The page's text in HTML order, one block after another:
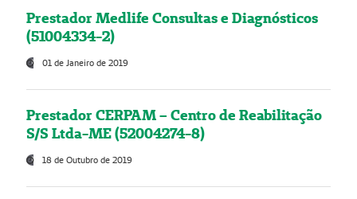
Prestador Medlife Consultas e Diagnósticos
(51004334-2)
01 de Janeiro de 2019
Prestador CERPAM – Centro de Reabilitação
S/S Ltda-ME (52004274-8)
18 de Outubro de 2019